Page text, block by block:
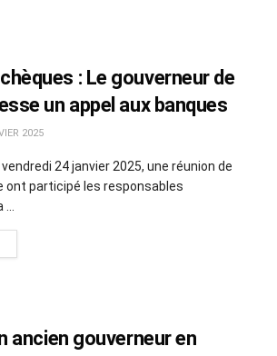
: Le gouverneur de
un appel aux banques
2025
24 janvier 2025, une réunion de
ont participé les responsables
ancien gouverneur en